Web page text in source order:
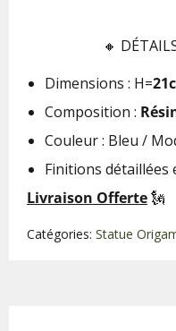
🔸
Dimensions : H=
Composition :
Couleur : Bleu /
Finitions détaillées
Livraison Offerte🗽
Catégories: Statue